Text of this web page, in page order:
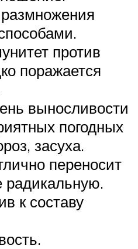
против
поражается
выносливости
погодных
засуха.
переносит
радикальную.
к составу